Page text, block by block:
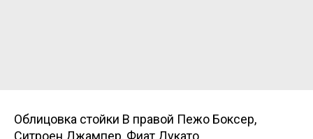
Облицовка стойки В правой Пежо Боксер,
Ситроен Джампер, Фиат Дукато